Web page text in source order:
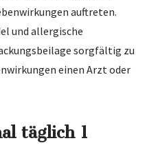
auftreten.
und allergische
sorgfältig zu
einen Arzt oder
täglich 1